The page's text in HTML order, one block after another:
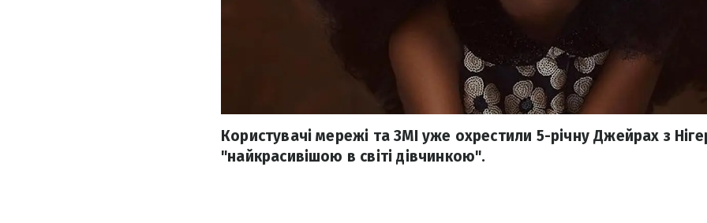
Користувачі мережі та ЗМІ уже охрестили 5-річну Джейрах з
"найкрасивішою в світі дівчинкою".